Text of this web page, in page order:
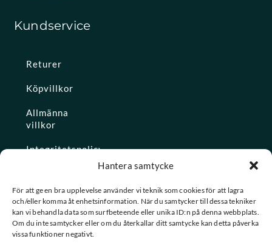
Hantera samtycke
För att ge en bra upplevelse använder vi teknik som cookies för att lagra
och/eller komma åt enhetsinformation. När du samtycker till dessa tekniker
kan vi behandla data som surfbeteende eller unika ID:n på denna webbplats.
Om du inte samtycker eller om du återkallar ditt samtycke kan detta påverka
vissa funktioner negativt.
Kundservice
Returer
Köpvillkor
Allmänna
villkor
Integritetspolicy
Konto